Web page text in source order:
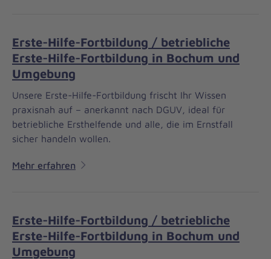
Erste-Hilfe-Fortbildung / betriebliche
Erste-Hilfe-Fortbildung in Bochum und
Umgebung
Unsere Erste-Hilfe-Fortbildung frischt Ihr Wissen
praxisnah auf – anerkannt nach DGUV, ideal für
betriebliche Ersthelfende und alle, die im Ernstfall
sicher handeln wollen.
Mehr erfahren
Erste-Hilfe-Fortbildung / betriebliche
Erste-Hilfe-Fortbildung in Bochum und
Umgebung